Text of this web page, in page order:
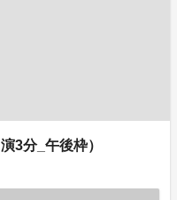
3分_午後枠）